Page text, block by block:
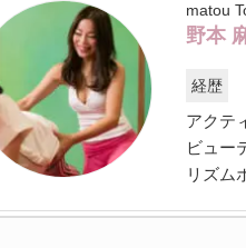
matou
野本
経歴
アクテ
ビュー
リズム